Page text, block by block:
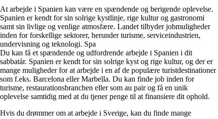
At arbejde i Spanien kan være en spændende og berigende oplevelse.
Spanien er kendt for sin solrige kystlinje, rige kultur og gastronomi
samt sin livlige og venlige atmosfære. Landet tilbyder jobmuligheder
inden for forskellige sektorer, herunder turisme, serviceindustrien,
undervisning og teknologi. Spa
Du kan få et spændende og udfordrende arbejde i Spanien i dit
sabbatår. Spanien er kendt for sin solrige kyst og rige kultur, og der er
mange muligheder for at arbejde i en af de populære turistdestinationer
som f.eks. Barcelona eller Marbella. Du kan finde job inden for
turisme, restaurationsbranchen eller som au pair og få en unik
oplevelse samtidig med at du tjener penge til at finansiere dit ophold.
Hvis du drømmer om at arbejde i Sverige, kan du finde mange